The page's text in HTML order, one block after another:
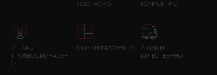
БЕЗОПАСНО
КОМФОРТНО
С НАМИ
ПРОФЕССИОНАЛЬН
О
С НАМИ ПРОЗРАЧНО
С НАМИ
КАЧЕСТВЕННО